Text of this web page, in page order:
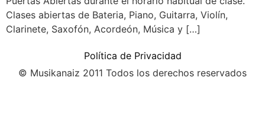
Clases abiertas de Bateria, Piano, Guitarra, Violín,
Clarinete, Saxofón, Acordeón, Música y […]
Política de Privacidad
© Musikanaiz 2011 Todos los derechos reservados